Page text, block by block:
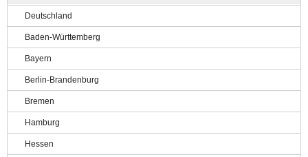
Deutschland
Baden-Württemberg
Bayern
Berlin-Brandenburg
Bremen
Hamburg
Hessen